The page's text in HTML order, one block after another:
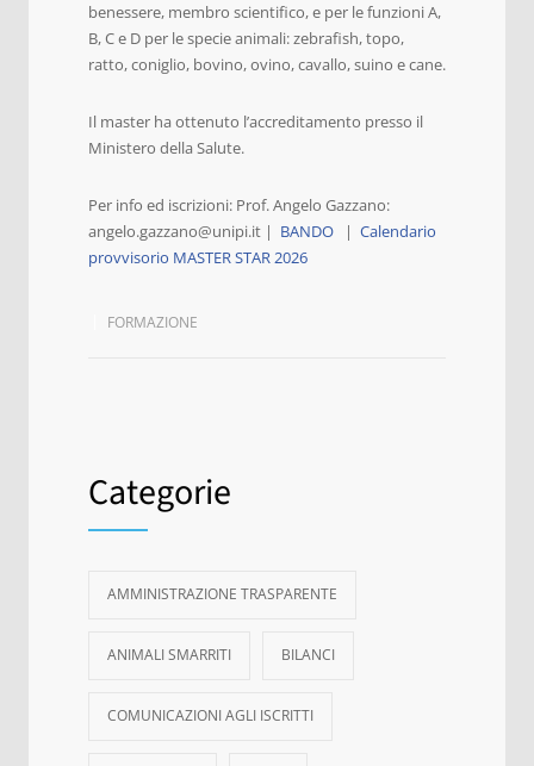
benessere, membro scientifico, e per le funzioni A,
B, C e D per le specie animali: zebrafish, topo,
ratto, coniglio, bovino, ovino, cavallo, suino e cane.
Il master ha ottenuto l’accreditamento presso il
Ministero della Salute.
Per info ed iscrizioni: Prof. Angelo Gazzano:
angelo.gazzano@unipi.it | BANDO | Calendario
provvisorio MASTER STAR 2026
FORMAZIONE
Categorie
AMMINISTRAZIONE TRASPARENTE
ANIMALI SMARRITI BILANCI
COMUNICAZIONI AGLI ISCRITTI